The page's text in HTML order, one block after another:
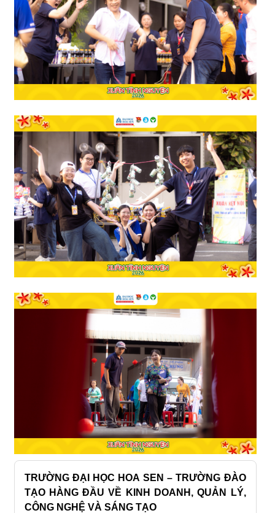
TRƯỜNG ĐẠI HỌC HOA SEN – TRƯỜNG ĐÀO
TẠO HÀNG ĐẦU VỀ KINH DOANH, QUẢN LÝ,
CÔNG NGHỆ VÀ SÁNG TẠO